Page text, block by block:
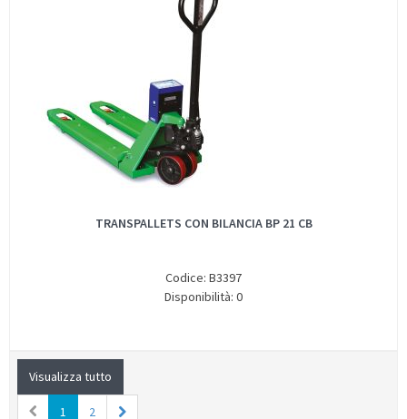
TRANSPALLETS CON BILANCIA BP 21 CB
Codice: B3397
Disponibilità: 0
Visualizza tutto
1 2